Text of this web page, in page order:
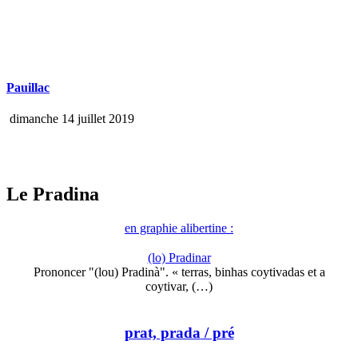
Pauillac
dimanche 14 juillet 2019
Le Pradina
en graphie alibertine :
(lo) Pradinar
Prononcer "(lou) Pradinà". « terras, binhas coytivadas et a
coytivar, (…)
prat, prada / pré